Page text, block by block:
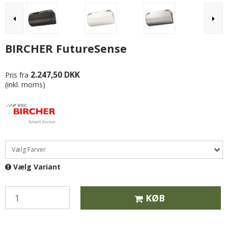
BIRCHER FutureSense
Pris fra 2.247,50 DKK
(inkl. moms)
Vælg Farver
Vælg Variant
KØB